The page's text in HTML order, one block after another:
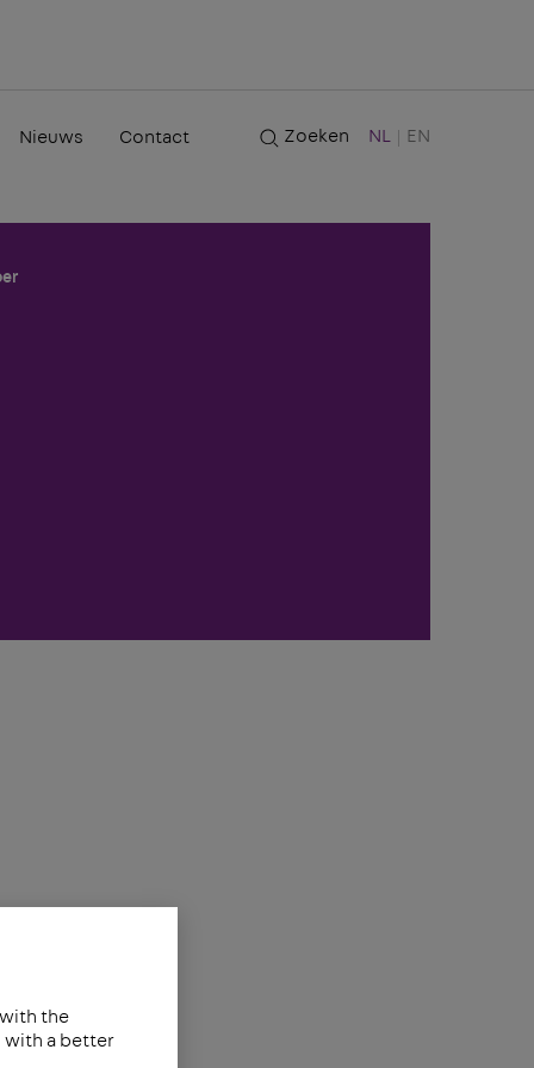
the
with a better
Nieuws Contact Zoeken NL EN